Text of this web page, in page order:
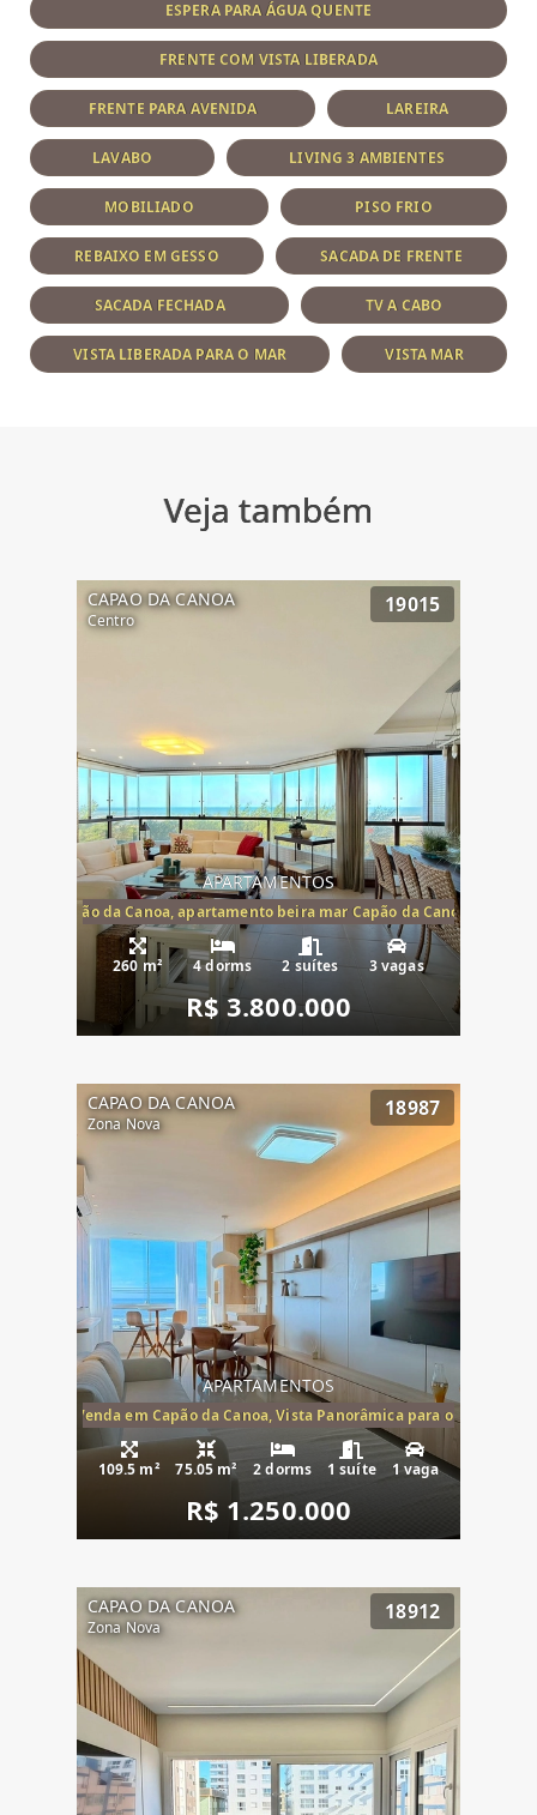
ESPERA PARA ÁGUA QUENTE
FRENTE COM VISTA LIBERADA
FRENTE PARA AVENIDA LAREIRA
LAVABO LIVING 3 AMBIENTES
MOBILIADO PISO FRIO
REBAIXO EM GESSO SACADA DE FRENTE
SACADA FECHADA TV A CABO
VISTA LIBERADA PARA O MAR VISTA MAR
Veja também
CAPAO DA CANOA
Centro
19015
APARTAMENTOS
mar Capão da Canoa, apartamento beira mar Capão da Canoa,
260 m² 4 dorms 2 suítes 3 vagas
R$ 3.800.000
CAPAO DA CANOA
Zona Nova
18987
APARTAMENTOS
Mar à Venda em Capão da Canoa, Vista Panorâmica para o Mar, 2
109.5 m² 75.05 m² 2 dorms 1 suíte 1 vaga
R$ 1.250.000
CAPAO DA CANOA
Zona Nova
18912